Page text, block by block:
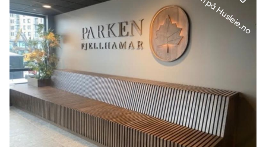
Kun på Husleie.no